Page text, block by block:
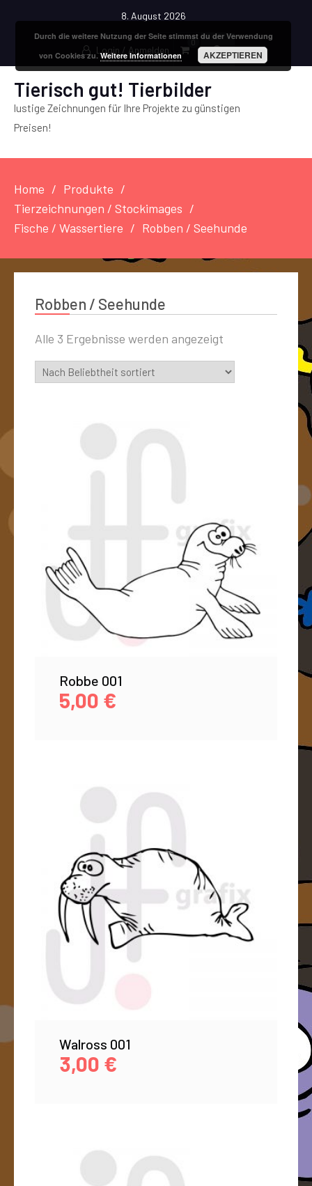
8. August 2026
Login / Anmelden
0
Tierisch gut! Tierbilder
lustige Zeichnungen für Ihre Projekte zu günstigen
Preisen!
Home
Produkte
Tierzeichnungen / Stockimages
Fische / Wassertiere
Robben / Seehunde
Robben / Seehunde
Alle 3 Ergebnisse werden angezeigt
Robbe 001
5,00 €
Walross 001
3,00 €
Durch die weitere Nutzung der Seite stimmst du der Verwendung
von Cookies zu.Weitere Informationen AKZEPTIEREN